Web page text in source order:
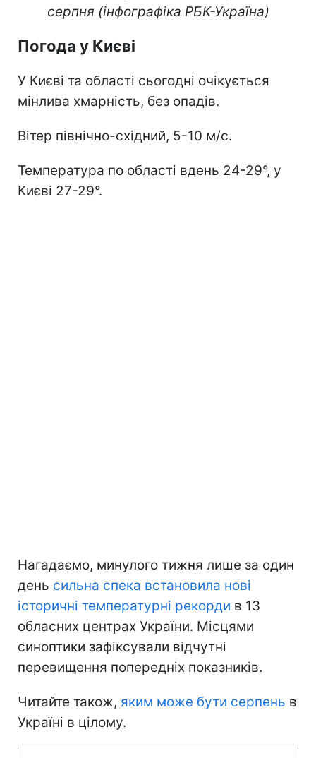
серпня (інфографіка РБК-Україна)
Погода у Києві
У Києві та області сьогодні очікується
мінлива хмарність, без опадів.
Вітер північно-східний, 5-10 м/с.
Температура по області вдень 24-29°, у
Києві 27-29°.
Нагадаємо, минулого тижня лише за один
день сильна спека встановила нові
історичні температурні рекорди в 13
обласних центрах України. Місцями
синоптики зафіксували відчутні
перевищення попередніх показників.
Читайте також, яким може бути серпень в
Україні в цілому.